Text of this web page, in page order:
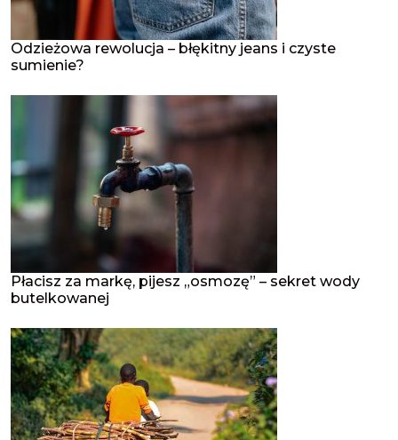
Odzieżowa rewolucja – błękitny jeans i czyste
sumienie?
Płacisz za markę, pijesz „osmozę” – sekret wody
butelkowanej